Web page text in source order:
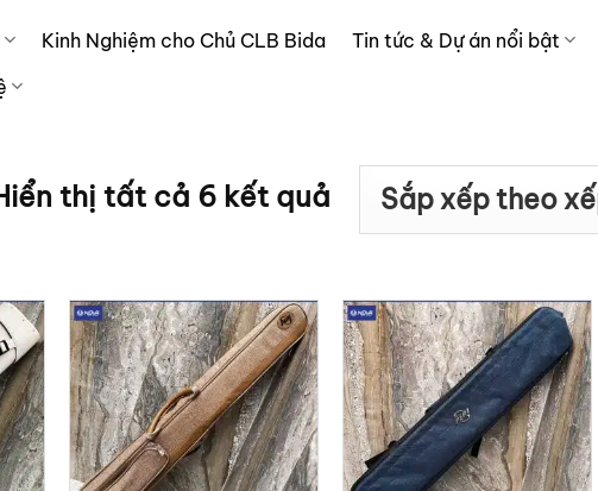
Kinh Nghiệm cho Chủ CLB Bida Tin tức & Dự án nổi bật
thị tất cả 6 kết quảĐã
sắp
theo
xếp
hạng
trung
bình